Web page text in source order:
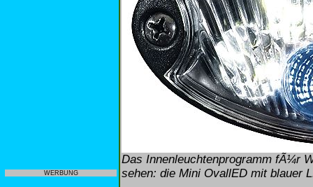
WERBUNG
Das Innenleuchtenprogramm fÃ¼r
sehen: die Mini OvallED mit blauer